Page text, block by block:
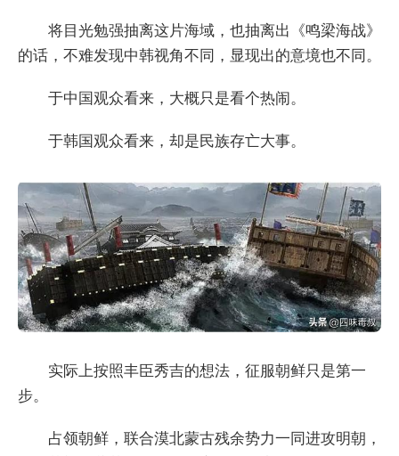
将目光勉强抽离这片海域，也抽离出《鸣梁海战》
的话，不难发现中韩视角不同，显现出的意境也不同。
于中国观众看来，大概只是看个热闹。
于韩国观众看来，却是民族存亡大事。
实际上按照丰臣秀吉的想法，征服朝鲜只是第一
步。
占领朝鲜，联合漠北蒙古残余势力一同进攻明朝，